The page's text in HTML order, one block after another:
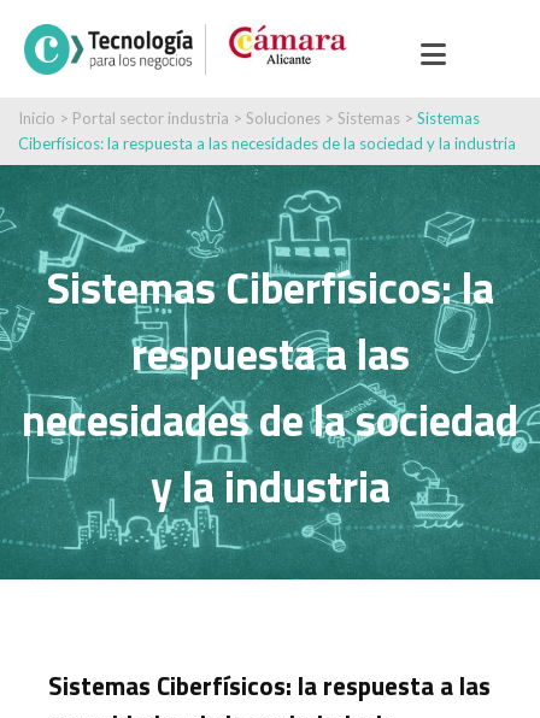
Inicio > Portal sector industria > Soluciones > Sistemas > Sistemas
Ciberfísicos: la respuesta a las necesidades de la sociedad y la industria
Sistemas Ciberfísicos: la
respuesta a las
necesidades de la sociedad
y la industria
Sistemas Ciberfísicos: la respuesta a las